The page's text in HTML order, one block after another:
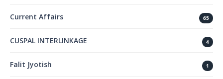
Current Affairs 65
CUSPAL INTERLINKAGE 4
Falit Jyotish 1